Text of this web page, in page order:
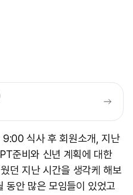
식사 후 회원소개, 지난
준비와 신년 계획에 대한
던 지난 시간을 생각케 해보
안 많은 모임들이 있었고